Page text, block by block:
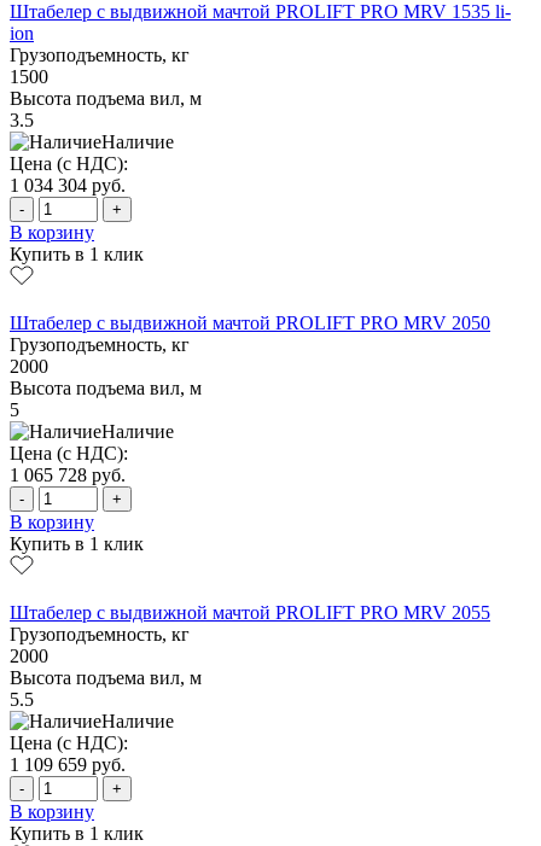
Штабелер с выдвижной мачтой PROLIFT PRO MRV 1535 li-
ion
Грузоподъемность, кг
1500
Высота подъема вил, м
3.5
Наличие
Цена (с НДС):
1 034 304 руб.
- +
В корзину
Купить в 1 клик
Штабелер с выдвижной мачтой PROLIFT PRO MRV 2050
Грузоподъемность, кг
2000
Высота подъема вил, м
5
Наличие
Цена (с НДС):
1 065 728 руб.
- +
В корзину
Купить в 1 клик
Штабелер с выдвижной мачтой PROLIFT PRO MRV 2055
Грузоподъемность, кг
2000
Высота подъема вил, м
5.5
Наличие
Цена (с НДС):
1 109 659 руб.
- +
В корзину
Купить в 1 клик